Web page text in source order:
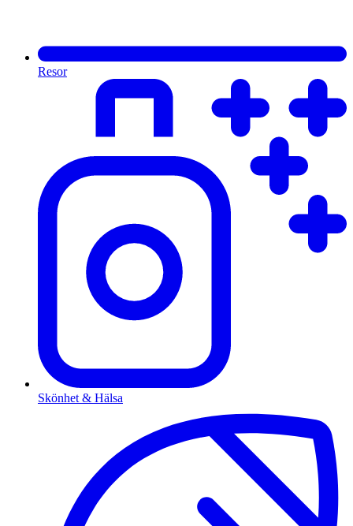
Resor
Skönhet & Hälsa